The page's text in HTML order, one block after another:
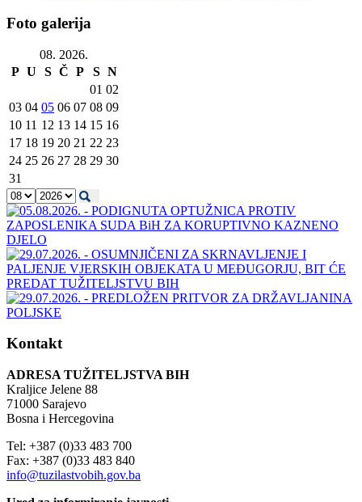
Foto galerija
08. 2026.
P U S Č P S N
01 02
03 04 05 06 07 08 09
10 11 12 13 14 15 16
17 18 19 20 21 22 23
24 25 26 27 28 29 30
31
Kontakt
ADRESA TUŽITELJSTVA BIH
Kraljice Jelene 88
71000 Sarajevo
Bosna i Hercegovina
Tel: +387 (0)33 483 700
Fax: +387 (0)33 483 840
info@tuzilastvobih.gov.ba